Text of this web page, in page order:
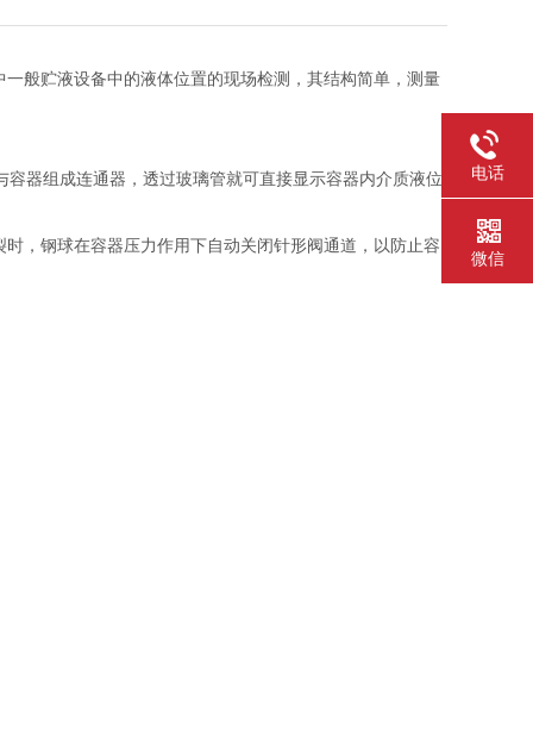
般贮液设备中的液体位置的现场检测，其结构简单，测量
器组成连通器，透过玻璃管就可直接显示容器内介质液位
，钢球在容器压力作用下自动关闭针形阀通道，以防止容
电话
微信